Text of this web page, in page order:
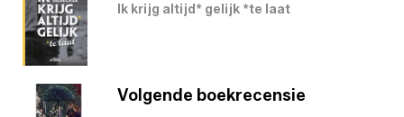
Ik krijg altijd* gelijk *te laat
Volgende boekrecensie